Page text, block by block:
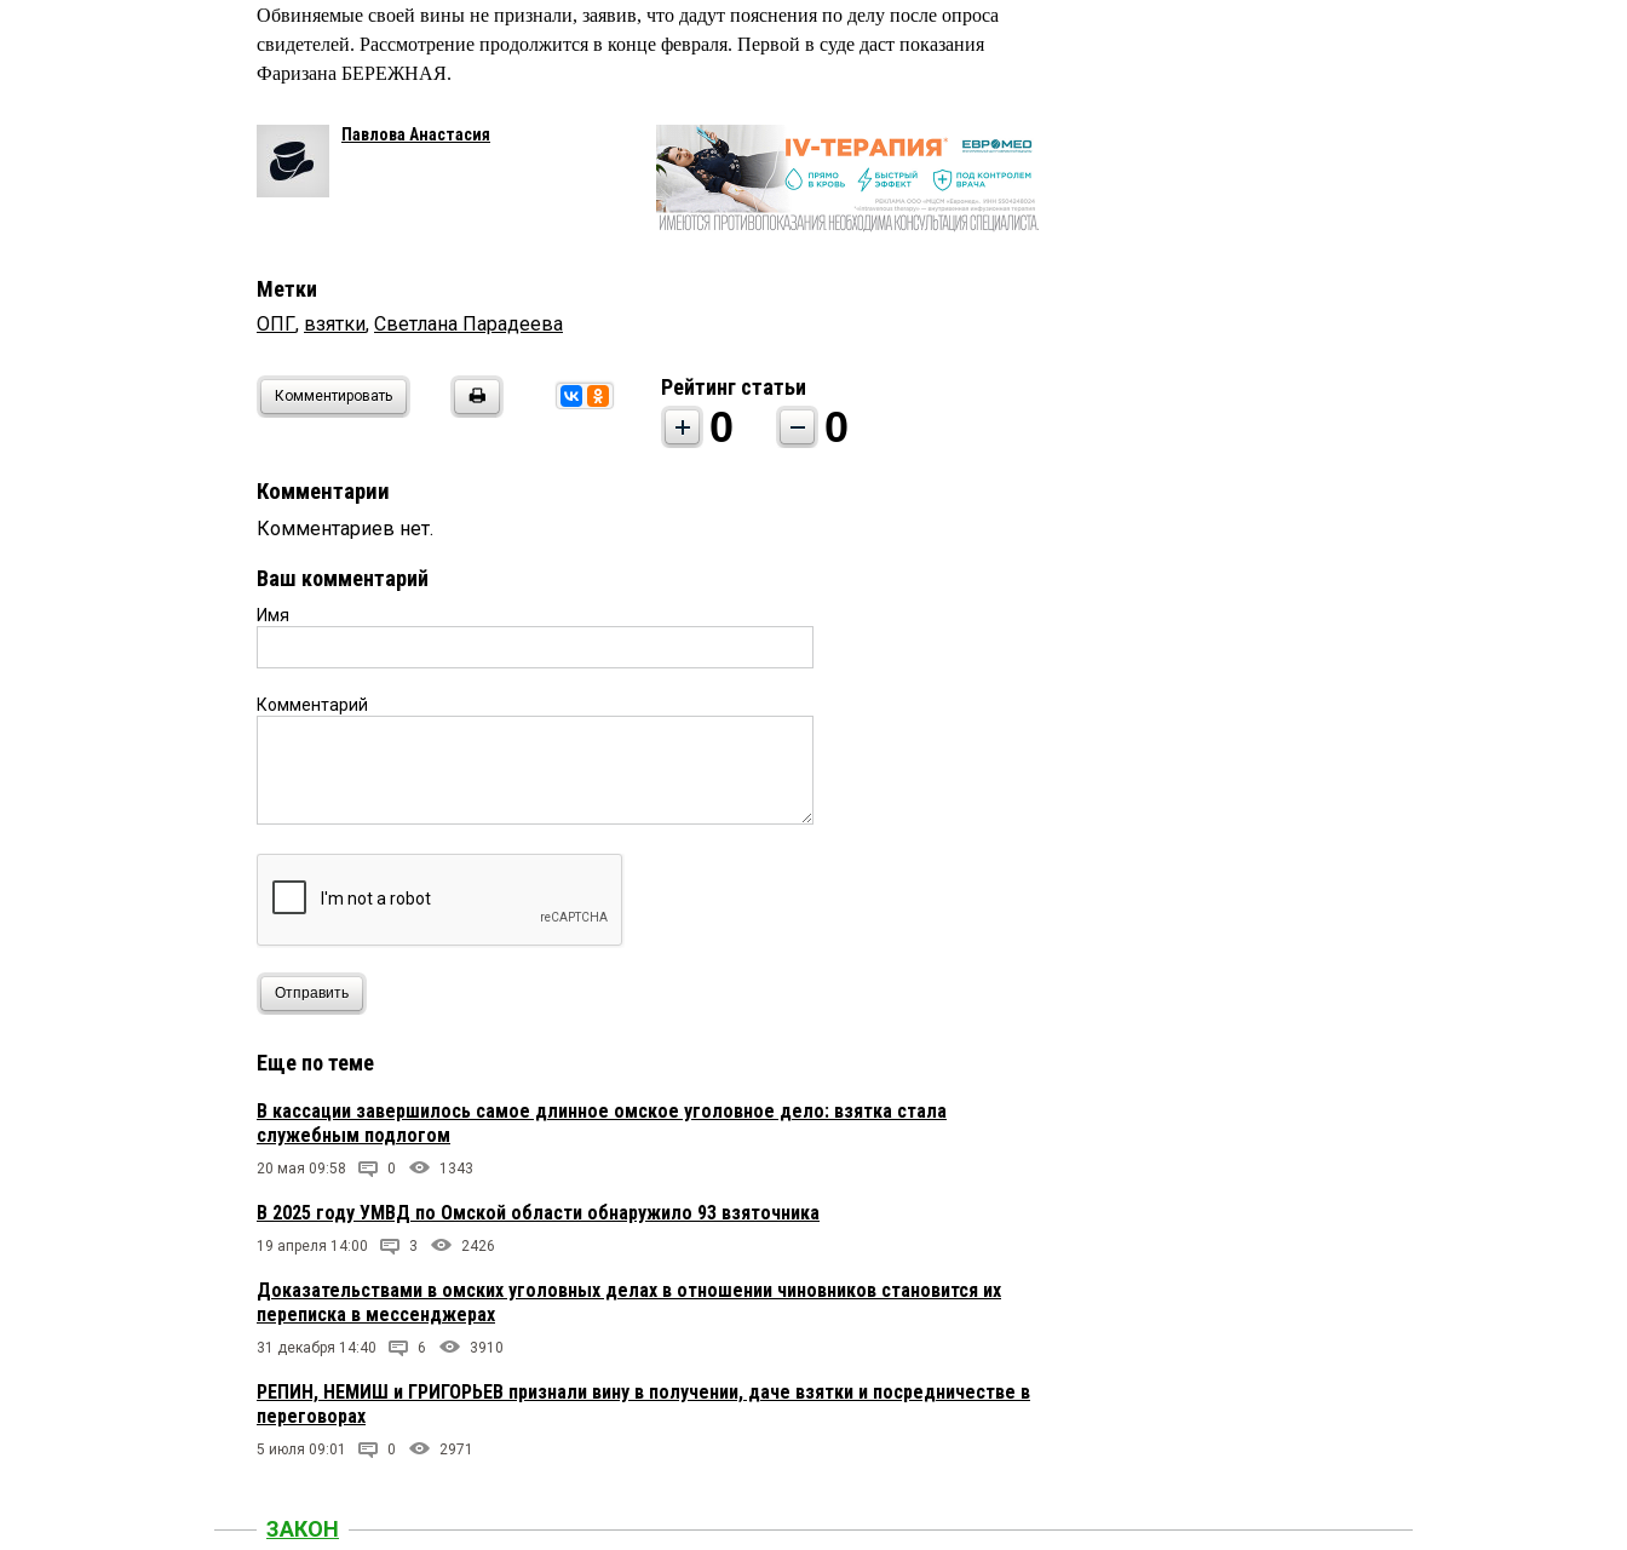
Обвиняемые своей вины не признали, заявив, что дадут пояснения по делу после опроса
свидетелей. Рассмотрение продолжится в конце февраля. Первой в суде даст показания
Фаризана БЕРЕЖНАЯ.
Павлова Анастасия
Метки
ОПГ, взятки, Светлана Парадеева
Комментировать Рейтинг статьи
0 0
Комментарии
Комментариев нет.
Ваш комментарий
Имя
Комментарий
Отправить
Еще по теме
В кассации завершилось самое длинное омское уголовное дело: взятка стала
служебным подлогом
20 мая 09:58 0 1343
В 2025 году УМВД по Омской области обнаружило 93 взяточника
19 апреля 14:00 3 2426
Доказательствами в омских уголовных делах в отношении чиновников становится их
переписка в мессенджерах
31 декабря 14:40 6 3910
РЕПИН, НЕМИШ и ГРИГОРЬЕВ признали вину в получении, даче взятки и посредничестве в
переговорах
5 июля 09:01 0 2971
ЗАКОН